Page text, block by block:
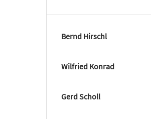
Bernd Hirschl
Wilfried Konrad
Gerd Scholl